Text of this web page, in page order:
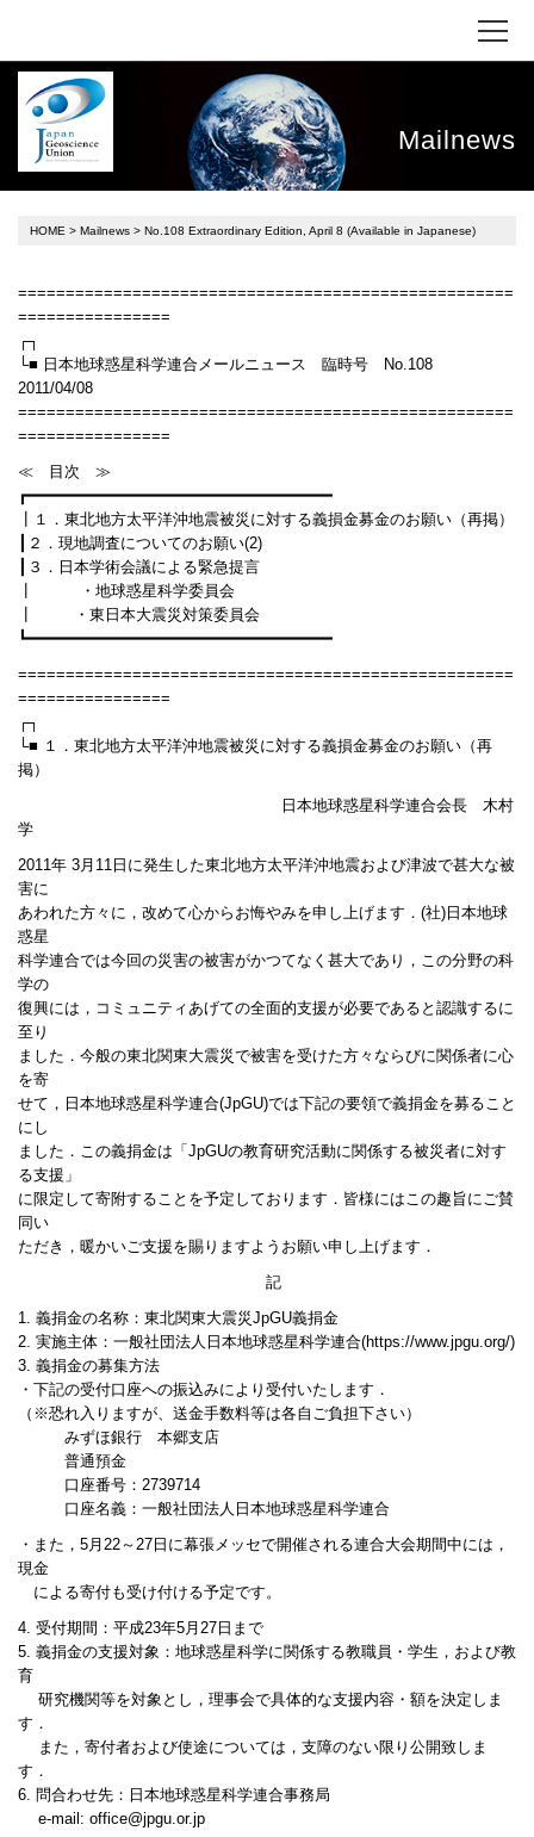
Mailnews
HOME > Mailnews > No.108 Extraordinary Edition, April 8 (Available in Japanese)
====================================================
================
┌┐
└■ 日本地球惑星科学連合メールニュース 臨時号 No.108
2011/04/08
====================================================
================
≪ 目次 ≫
┏━━━━━━━━━━━━━━━━━━━━━━━━━━━━━━━━
┃１．東北地方太平洋沖地震被災に対する義損金募金のお願い（再掲）
┃２．現地調査についてのお願い(2)
┃３．日本学術会議による緊急提言
┃ ・地球惑星科学委員会
┃ ・東日本大震災対策委員会
┗━━━━━━━━━━━━━━━━━━━━━━━━━━━━━━━━
====================================================
================
┌┐
└■ １．東北地方太平洋沖地震被災に対する義損金募金のお願い（再
掲）
日本地球惑星科学連合会長 木村
学
2011年 3月11日に発生した東北地方太平洋沖地震および津波で甚大な被
害に
あわれた方々に，改めて心からお悔やみを申し上げます．(社)日本地球
惑星
科学連合では今回の災害の被害がかつてなく甚大であり，この分野の科
学の
復興には，コミュニティあげての全面的支援が必要であると認識するに
至り
ました．今般の東北関東大震災で被害を受けた方々ならびに関係者に心
を寄
せて，日本地球惑星科学連合(JpGU)では下記の要領で義捐金を募ること
にし
ました．この義捐金は「JpGUの教育研究活動に関係する被災者に対す
る支援」
に限定して寄附することを予定しております．皆様にはこの趣旨にご賛
同い
ただき，暖かいご支援を賜りますようお願い申し上げます．
記
1. 義捐金の名称：東北関東大震災JpGU義捐金
2. 実施主体：一般社団法人日本地球惑星科学連合(https://www.jpgu.org/)
3. 義捐金の募集方法
・下記の受付口座への振込みにより受付いたします．
（※恐れ入りますが、送金手数料等は各自ご負担下さい）
みずほ銀行 本郷支店
普通預金
口座番号：2739714
口座名義：一般社団法人日本地球惑星科学連合
・また，5月22～27日に幕張メッセで開催される連合大会期間中には，
現金
による寄付も受け付ける予定です。
4. 受付期間：平成23年5月27日まで
5. 義捐金の支援対象：地球惑星科学に関係する教職員・学生，および教
育
研究機関等を対象とし，理事会で具体的な支援内容・額を決定しま
す．
また，寄付者および使途については，支障のない限り公開致しま
す．
6. 問合わせ先：日本地球惑星科学連合事務局
e-mail: office@jpgu.or.jp